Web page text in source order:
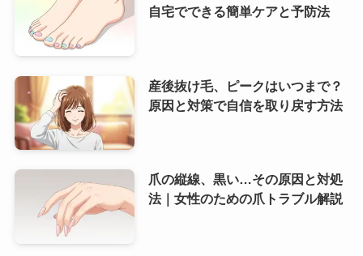
自宅でできる簡単ケアと予防法
産後抜け毛、ピークはいつまで？
原因と対策で自信を取り戻す方法
爪の縦線、黒い…その原因と対処
法｜女性のための爪トラブル解説